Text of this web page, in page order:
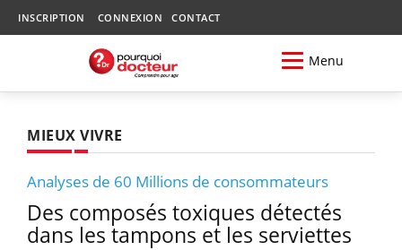
INSCRIPTION CONNEXION CONTACT
Menu
MIEUX VIVRE
Analyses de 60 Millions de consommateurs
Des composés toxiques détectés
dans les tampons et les serviettes